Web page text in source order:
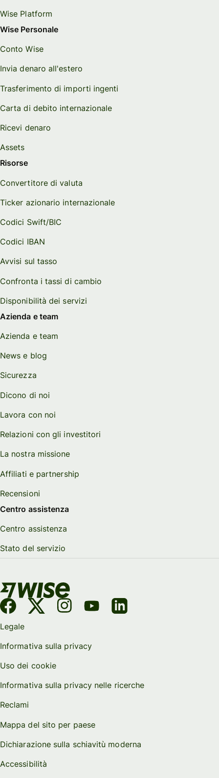
Wise Platform
Wise Personale
Conto Wise
Invia denaro all'estero
Trasferimento di importi ingenti
Carta di debito internazionale
Ricevi denaro
Assets
Risorse
Convertitore di valuta
Ticker azionario internazionale
Codici Swift/BIC
Codici IBAN
Avvisi sul tasso
Confronta i tassi di cambio
Disponibilità dei servizi
Azienda e team
Azienda e team
News e blog
Sicurezza
Dicono di noi
Lavora con noi
Relazioni con gli investitori
La nostra missione
Affiliati e partnership
Recensioni
Centro assistenza
Centro assistenza
Stato del servizio
Legale
Informativa sulla privacy
Uso dei cookie
Informativa sulla privacy nelle ricerche
Reclami
Mappa del sito per paese
Dichiarazione sulla schiavitù moderna
Accessibilità